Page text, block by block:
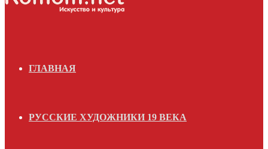
ГЛАВНАЯ
РУССКИЕ ХУДОЖНИКИ 19 ВЕКА